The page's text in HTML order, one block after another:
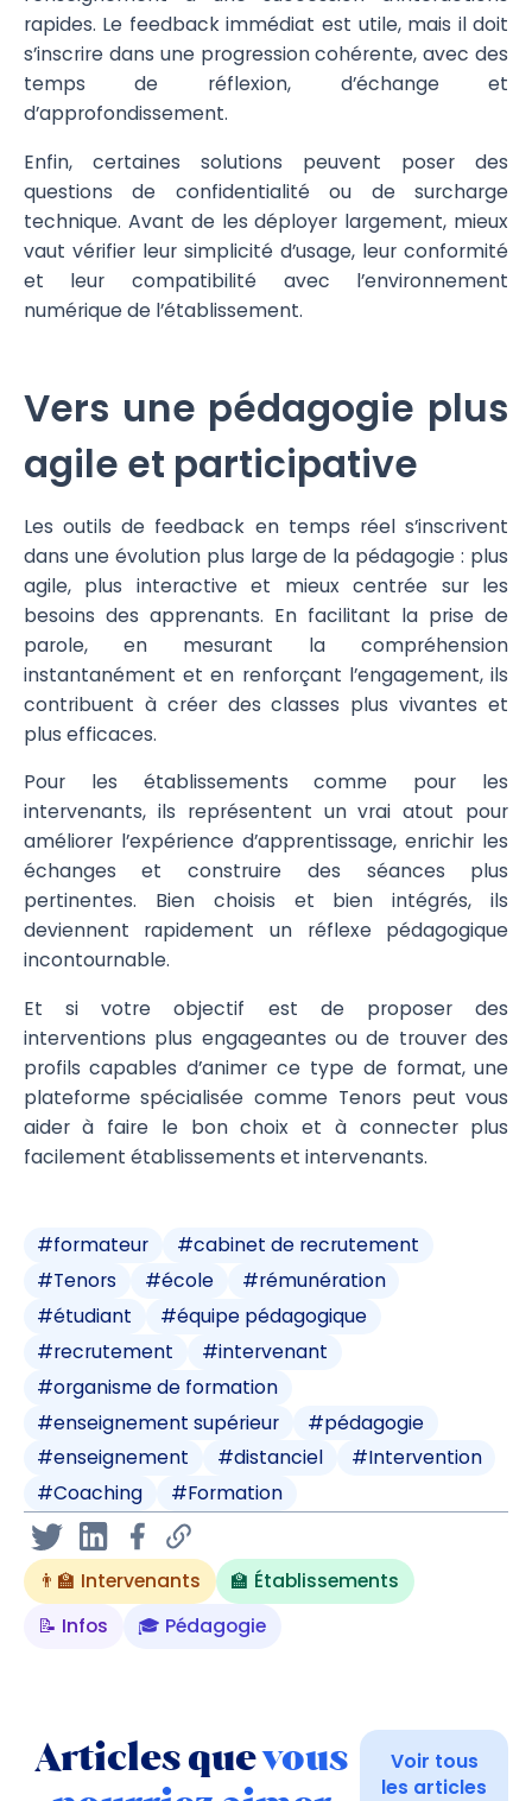
rapides. Le feedback immédiat est utile, mais il doit
s’inscrire dans une progression cohérente, avec des
temps de réflexion, d’échange et
d’approfondissement.
Enfin, certaines solutions peuvent poser des
questions de confidentialité ou de surcharge
technique. Avant de les déployer largement, mieux
vaut vérifier leur simplicité d’usage, leur conformité
et leur compatibilité avec l’environnement
numérique de l’établissement.
Vers une pédagogie plus
agile et participative
Les outils de feedback en temps réel s’inscrivent
dans une évolution plus large de la pédagogie : plus
agile, plus interactive et mieux centrée sur les
besoins des apprenants. En facilitant la prise de
parole, en mesurant la compréhension
instantanément et en renforçant l’engagement, ils
contribuent à créer des classes plus vivantes et
plus efficaces.
Pour les établissements comme pour les
intervenants, ils représentent un vrai atout pour
améliorer l’expérience d’apprentissage, enrichir les
échanges et construire des séances plus
pertinentes. Bien choisis et bien intégrés, ils
deviennent rapidement un réflexe pédagogique
incontournable.
Et si votre objectif est de proposer des
interventions plus engageantes ou de trouver des
profils capables d’animer ce type de format, une
plateforme spécialisée comme Tenors peut vous
aider à faire le bon choix et à connecter plus
facilement établissements et intervenants.
#formateur #cabinet de recrutement
#Tenors #école #rémunération
#étudiant #équipe pédagogique
#recrutement #intervenant
#organisme de formation
#enseignement supérieur #pédagogie
#enseignement #distanciel #Intervention
#Coaching #Formation
👨‍🏫 Intervenants
🏫 Établissements
📝 Infos
🎓 Pédagogie
Articles quevous
Voir tous
les articles